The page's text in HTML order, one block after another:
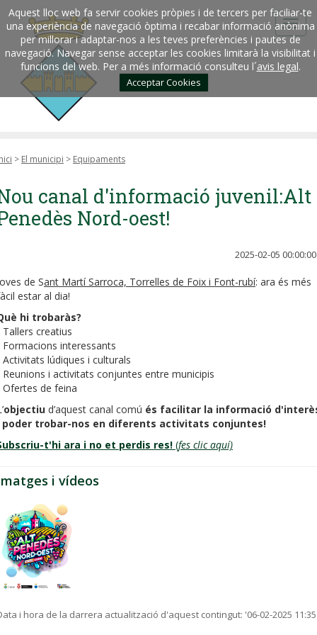
Aquest lloc web fa servir cookies pròpies i de tercers per faciliar-te
una experiència de navegació òptima i recabar informació anònima
per millorar i adaptar-nos a les teves preferències i pautes de
navegació. Navegar sense acceptar les cookies limitarà la visibilitat i
funcions del web. Per a més informació consulteu l´avis legal.
Acceptar Cookies
> El municipi > Equipaments
canal d'informació juvenil:Alt
Nord-oest!
2025-02-05 00:00:00
de Sant Martí Sarroca, Torrelles de Foix i Font-rubí: ara és més
estar al dia!
hi trobaràs?
Tallers creatius
Formacions interessants
Activitats lúdiques i culturals
Reunions i activitats conjuntes entre municipis
Ofertes de feina
objectiu d’aquest canal comú és facilitar la informació
poder trobar-nos en diferents activitats conjuntes!
t'hi ara i no et perdis res! (fes clic aquí)
i vídeos
i hora de la darrera actualització d'aquest contingut: '06-02-2025 11:35